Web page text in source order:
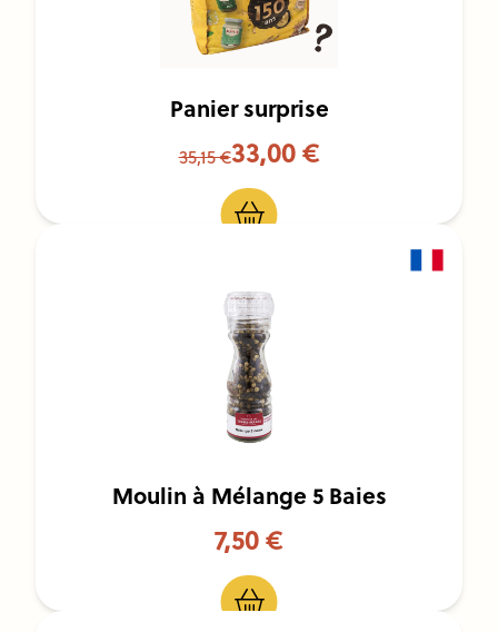
Panier surprise
35,15 €33,00 €
Moulin à Mélange 5 Baies
7,50 €